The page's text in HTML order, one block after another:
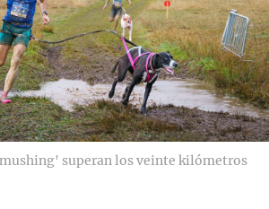
superan los veinte kilómetros